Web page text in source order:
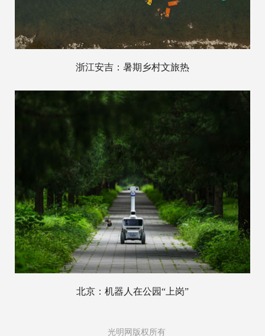
浙江安吉：暑期乡村文旅热
北京：机器人在公园“上岗”
光明网版权所有